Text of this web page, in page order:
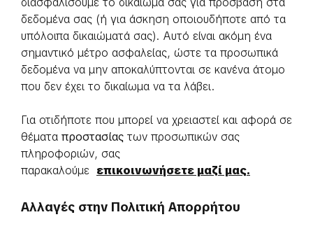
δεδομένα σας (ή για άσκηση οποιουδήποτε από τα
υπόλοιπα δικαιώματά σας). Αυτό είναι ακόμη ένα
σημαντικό μέτρο ασφαλείας, ώστε τα προσωπικά
δεδομένα να μην αποκαλύπτονται σε κανένα άτομο
που δεν έχει το δικαίωμα να τα λάβει.
Για οτιδήποτε που μπορεί να χρειαστεί και αφορά σε
θέματα προστασίας των προσωπικών σας
πληροφοριών, σας
παρακαλούμε επικοινωνήσετε μαζί μας.
Αλλαγές στην Πολιτική Απορρήτου